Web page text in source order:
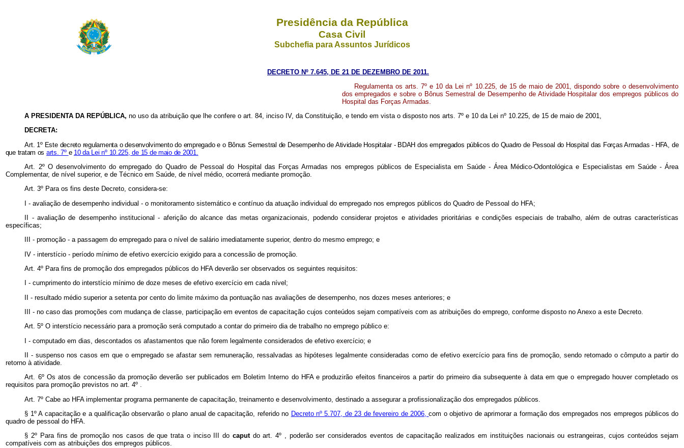
Presidência da República
Casa Civil
Subchefia para Assuntos Jurídicos
DECRETO Nº 7.645, DE 21 DE DEZEMBRO DE 2011.
Regulamenta os arts. 7º e 10 da Lei nº 10.225, de 15 de maio de 2001, dispondo sobre o desenvolvimento
dos empregados e sobre o Bônus Semestral de Desempenho de Atividade Hospitalar dos empregos públicos do
Hospital das Forças Armadas.
A PRESIDENTA DA REPÚBLICA,no uso da atribuição que lhe confere o art. 84, inciso IV, da Constituição, e tendo em vista o disposto nos arts. 7º e 10 da Lei nº 10.225, de 15 de maio de 2001,
DECRETA:
Art. 1º Este decreto regulamenta o desenvolvimento do empregado e o Bônus Semestral de Desempenho de Atividade Hospitalar - BDAH dos empregados públicos do Quadro de Pessoal do Hospital das Forças Armadas - HFA, de
que tratam os arts. 7º e 10 da Lei nº 10.225, de 15 de maio de 2001.
Art. 2º O desenvolvimento do empregado do Quadro de Pessoal do Hospital das Forças Armadas nos empregos públicos de Especialista em Saúde - Área Médico-Odontológica e Especialistas em Saúde - Área
Complementar, de nível superior, e de Técnico em Saúde, de nível médio, ocorrerá mediante promoção.
Art. 3º Para os fins deste Decreto, considera-se:
I - avaliação de desempenho individual - o monitoramento sistemático e contínuo da atuação individual do empregado nos empregos públicos do Quadro de Pessoal do HFA;
II - avaliação de desempenho institucional - aferição do alcance das metas organizacionais, podendo considerar projetos e atividades prioritárias e condições especiais de trabalho, além de outras características
específicas;
III - promoção - a passagem do empregado para o nível de salário imediatamente superior, dentro do mesmo emprego; e
IV - interstício - período mínimo de efetivo exercício exigido para a concessão de promoção.
Art. 4º Para fins de promoção dos empregados públicos do HFA deverão ser observados os seguintes requisitos:
I - cumprimento do interstício mínimo de doze meses de efetivo exercício em cada nível;
II - resultado médio superior a setenta por cento do limite máximo da pontuação nas avaliações de desempenho, nos dozes meses anteriores; e
III - no caso das promoções com mudança de classe, participação em eventos de capacitação cujos conteúdos sejam compatíveis com as atribuições do emprego, conforme disposto no Anexo a este Decreto.
Art. 5º O interstício necessário para a promoção será computado a contar do primeiro dia de trabalho no emprego público e:
I - computado em dias, descontados os afastamentos que não forem legalmente considerados de efetivo exercício; e
II - suspenso nos casos em que o empregado se afastar sem remuneração, ressalvadas as hipóteses legalmente consideradas como de efetivo exercício para fins de promoção, sendo retomado o cômputo a partir do
retorno à atividade.
Art. 6º Os atos de concessão da promoção deverão ser publicados em Boletim Interno do HFA e produzirão efeitos financeiros a partir do primeiro dia subsequente à data em que o empregado houver completado os
requisitos para promoção previstos no art. 4º .
Art. 7º Cabe ao HFA implementar programa permanente de capacitação, treinamento e desenvolvimento, destinado a assegurar a profissionalização dos empregados públicos.
§ 1º A capacitação e a qualificação observarão o plano anual de capacitação, referido no Decreto nº 5.707, de 23 de fevereiro de 2006,com o objetivo de aprimorar a formação dos empregados nos empregos públicos do
quadro de pessoal do HFA.
§ 2º Para fins de promoção nos casos de que trata o inciso III do caput do art. 4º , poderão ser considerados eventos de capacitação realizados em instituições nacionais ou estrangeiras, cujos conteúdos sejam
compatíveis com as atribuições dos empregos públicos.